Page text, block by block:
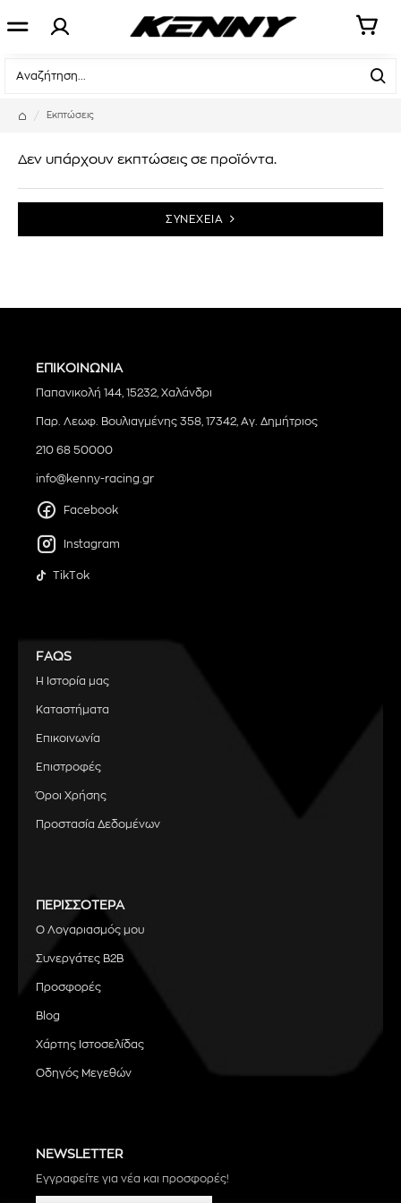
Εκπτώσεις
Δεν υπάρχουν εκπτώσεις σε προϊόντα.
ΣΥΝΕΧΕΙΑ
ΕΠΙΚΟΙΝΩΝΙΑ
Παπανικολή 144, 15232, Χαλάνδρι
Παρ. Λεωφ. Βουλιαγμένης 358, 17342, Αγ. Δημήτριος
210 68 50000
info@kenny-racing.gr
Facebook
Instagram
TikTok
FAQS
Η Ιστορία μας
Καταστήματα
Επικοινωνία
Επιστροφές
Όροι Χρήσης
Προστασία Δεδομένων
ΠΕΡΙΣΣΟΤΕΡΑ
Ο Λογαριασμός μου
Συνεργάτες B2B
Προσφορές
Blog
Χάρτης Ιστοσελίδας
Οδηγός Μεγεθών
NEWSLETTER
Εγγραφείτε για νέα και προσφορές!